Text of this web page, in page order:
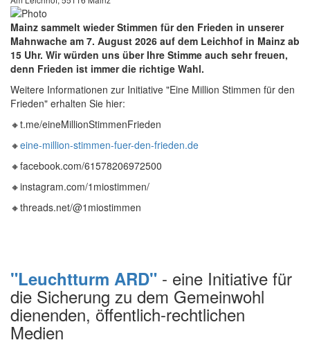
Mainz sammelt wieder Stimmen für den Frieden in unserer
Mahnwache am 7. August 2026 auf dem Leichhof in Mainz ab
15 Uhr. Wir würden uns über Ihre Stimme auch sehr freuen,
denn Frieden ist immer die richtige Wahl.
Weitere Informationen zur Initiative "Eine Million Stimmen für den
Frieden" erhalten Sie hier:
🔸t.me/eineMillionStimmenFrieden
🔸eine-million-stimmen-fuer-den-frieden.de
🔸facebook.com/61578206972500
🔸instagram.com/1miostimmen/
🔸threads.net/@1miostimmen
"Leuchtturm ARD" - eine Initiative für
die Sicherung zu dem Gemeinwohl
dienenden, öffentlich-rechtlichen
Medien